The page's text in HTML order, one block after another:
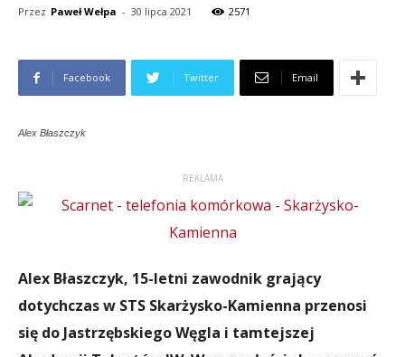
Przez Paweł Wełpa - 30 lipca 2021 2571
Facebook Twitter Email
Alex Błaszczyk
REKLAMA
Alex Błaszczyk, 15-letni zawodnik grający
dotychczas w STS Skarżysko-Kamienna przenosi
się do Jastrzębskiego Węgla i tamtejszej